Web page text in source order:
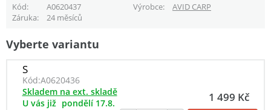
Kód A0620437 Výrobce
AVID CARP
Záruka
24 měsíců
Vyberte variantu
S
Kód:A0620436
1 499 Kč
Skladem na ext. skladě
U vás již pondělí 17.8.